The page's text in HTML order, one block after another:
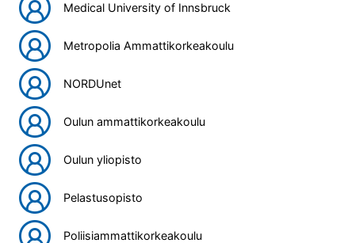
Medical University of Innsbruck
Metropolia Ammattikorkeakoulu
NORDUnet
Oulun ammattikorkeakoulu
Oulun yliopisto
Pelastusopisto
Poliisiammattikorkeakoulu